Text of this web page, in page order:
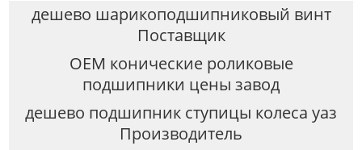
дешево шарикоподшипниковый винт
Поставщик
OEM конические роликовые
подшипники цены завод
дешево подшипник ступицы колеса уаз
Производитель